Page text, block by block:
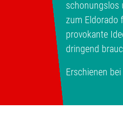
schonungslos
zum Eldorado
provokante
dringend
Erschienen